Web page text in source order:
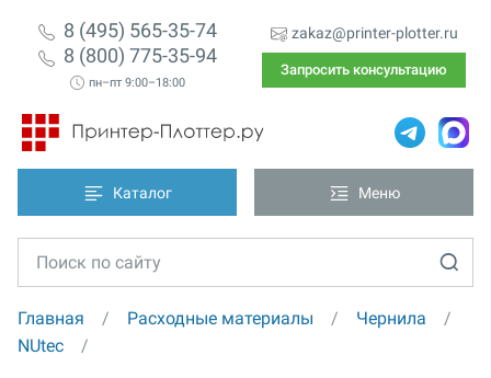
8 (495) 565-35-74
8 (800) 775-35-94
пн–пт 9:00–18:00
zakaz@printer-plotter.ru
Запросить консультацию
Каталог Меню
Главная Расходные материалы
Чернила
NUtec